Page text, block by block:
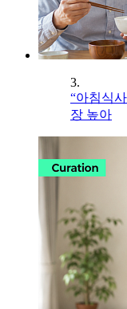
3.
“아침식
장 높아